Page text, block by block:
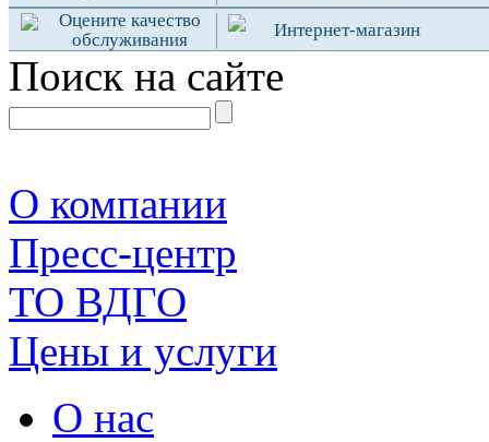
Оцените качество
обслуживания
Интернет-магазин
Поиск на сайте
О компании
Пресс-центр
TO ВДГО
Цены и услуги
О нас